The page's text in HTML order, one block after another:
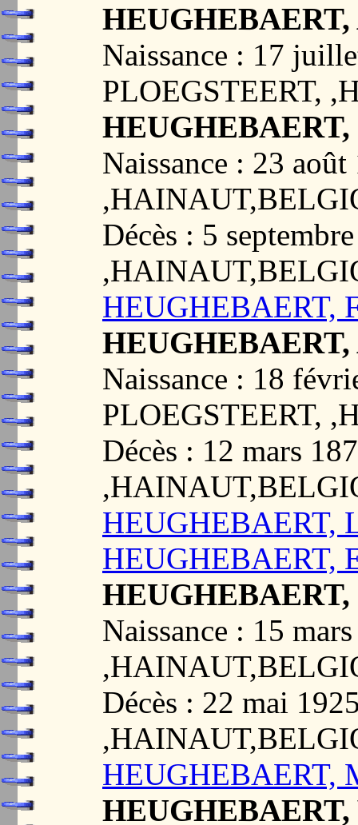
HEUGHEBAERT,
Naissance : 17
PLOEGSTEERT,
HEUGHEBAERT,
Naissance : 23
Décès : 5
HEUGHEBAERT,
HEUGHEBAERT,
Naissance : 18
PLOEGSTEERT,
Décès : 12 mars
HEUGHEBAERT,
HEUGHEBAERT,
HEUGHEBAERT,
Naissance : 15
Décès : 22 mai
HEUGHEBAERT,